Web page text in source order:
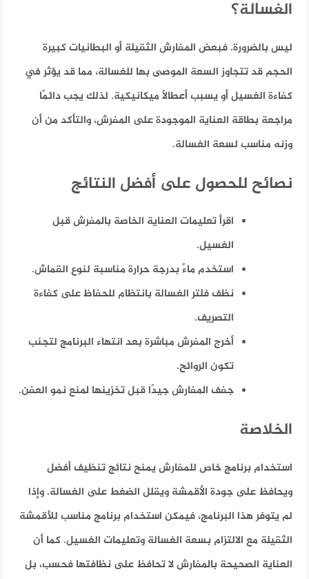
الغسالة؟
ليس بالضرورة. فبعض المفارش الثقيلة أو البطانيات كبيرة
الحجم قد تتجاوز السعة الموصى بها للغسالة، مما قد يؤثر في
كفاءة الغسيل أو يسبب أعطالًا ميكانيكية. لذلك يجب دائمًا
مراجعة بطاقة العناية الموجودة على المفرش، والتأكد من أن
وزنه مناسب لسعة الغسالة.
نصائح للحصول على أفضل النتائج
اقرأ تعليمات العناية الخاصة بالمفرش قبل
الغسيل.
استخدم ماءً بدرجة حرارة مناسبة لنوع القماش.
نظف فلتر الغسالة بانتظام للحفاظ على كفاءة
التصريف.
أخرج المفرش مباشرة بعد انتهاء البرنامج لتجنب
تكون الروائح.
جفف المفارش جيدًا قبل تخزينها لمنع نمو العفن.
الخلاصة
استخدام برنامج خاص للمفارش يمنح نتائج تنظيف أفضل
ويحافظ على جودة الأقمشة ويقلل الضغط على الغسالة. وإذا
لم يتوفر هذا البرنامج، فيمكن استخدام برنامج مناسب للأقمشة
الثقيلة مع الالتزام بسعة الغسالة وتعليمات الغسيل. كما أن
العناية الصحيحة بالمفارش لا تحافظ على نظافتها فحسب، بل